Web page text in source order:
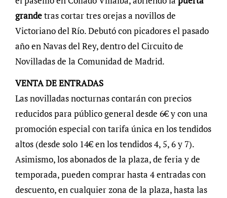
grandetras cortar tres orejas a novillos de
Victoriano del Río. Debutó con picadores el pasado
año en Navas del Rey, dentro del Circuito de
Novilladas de la Comunidad de Madrid.
VENTA DE ENTRADAS
Las novilladas nocturnas contarán con precios
reducidos para público general desde 6€ y con una
promoción especial con tarifa única en los tendidos
altos (desde solo 14€ en los tendidos 4, 5, 6 y 7).
Asimismo, los abonados de la plaza, de feria y de
temporada, pueden comprar hasta 4 entradas con
descuento, en cualquier zona de la plaza, hasta las